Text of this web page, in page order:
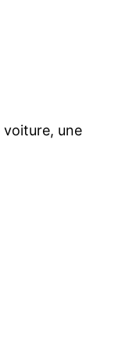
voiture, une